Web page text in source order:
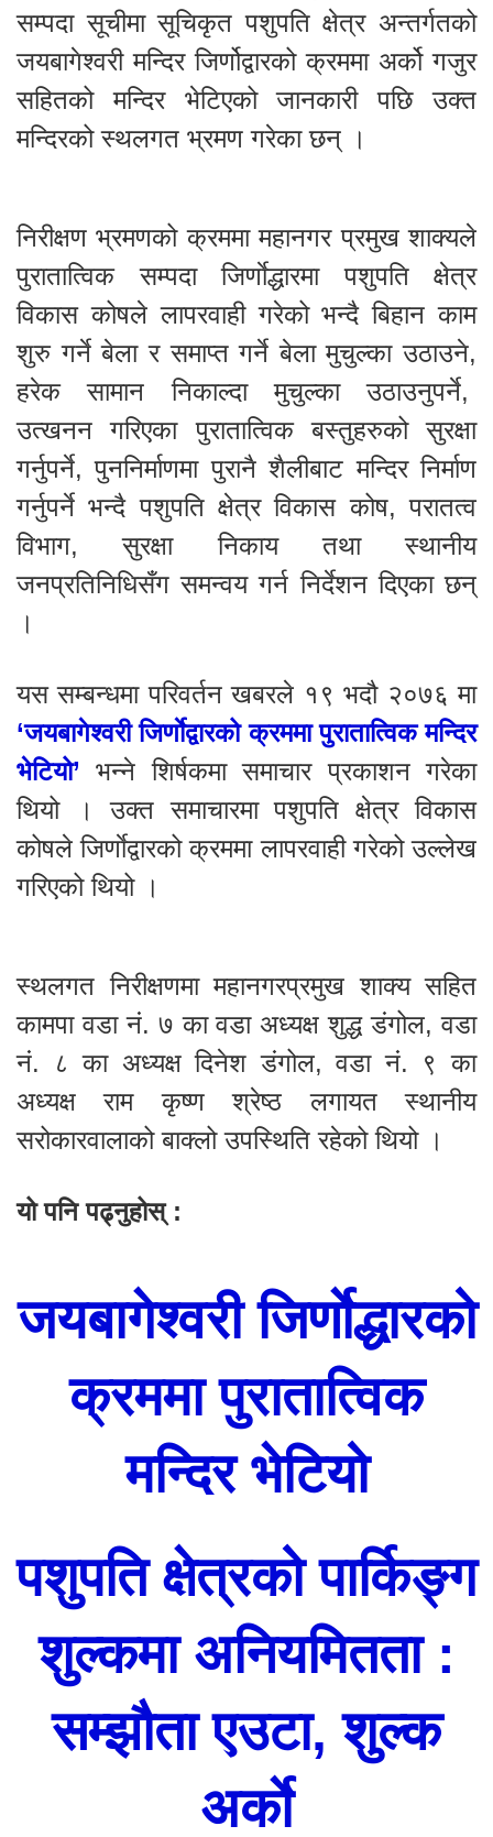
सम्पदा सूचीमा सूचिकृत पशुपति क्षेत्र अन्तर्गतको
जयबागेश्वरी मन्दिर जिर्णोद्वारको क्रममा अर्को गजुर
सहितको मन्दिर भेटिएको जानकारी पछि उक्त
मन्दिरको स्थलगत भ्रमण गरेका छन् ।
निरीक्षण भ्रमणको क्रममा महानगर प्रमुख शाक्यले
पुरातात्विक सम्पदा जिर्णाेद्धारमा पशुपति क्षेत्र
विकास कोषले लापरवाही गरेको भन्दै बिहान काम
शुरु गर्ने बेला र समाप्त गर्ने बेला मुचुल्का उठाउने,
हरेक सामान निकाल्दा मुचुल्का उठाउनुपर्ने,
उत्खनन गरिएका पुरातात्विक बस्तुहरुको सुरक्षा
गर्नुपर्ने, पुननिर्माणमा पुरानै शैलीबाट मन्दिर निर्माण
गर्नुपर्ने भन्दै पशुपति क्षेत्र विकास कोष, परातत्व
विभाग, सुरक्षा निकाय तथा स्थानीय
जनप्रतिनिधिसँग समन्वय गर्न निर्देशन दिएका छन्
।
यस सम्बन्धमा परिवर्तन खबरले १९ भदौ २०७६ मा
‘जयबागेश्वरी जिर्णाेद्वारको क्रममा पुरातात्विक मन्दिर
भेटियो’
भन्ने शिर्षकमा समाचार प्रकाशन गरेका
थियो । उक्त समाचारमा पशुपति क्षेत्र विकास
कोषले जिर्णाेद्वारको क्रममा लापरवाही गरेको उल्लेख
गरिएको थियो ।
स्थलगत निरीक्षणमा महानगरप्रमुख शाक्य सहित
कामपा वडा नं. ७ का वडा अध्यक्ष शुद्ध डंगोल, वडा
नं. ८ का अध्यक्ष दिनेश डंगोल, वडा नं. ९ का
अध्यक्ष राम कृष्ण श्रेष्ठ लगायत स्थानीय
सरोकारवालाको बाक्लो उपस्थिति रहेको थियो ।
यो पनि पढ्नुहोस् :
जयबागेश्वरी जिर्णाेद्धारको
क्रममा पुरातात्विक
मन्दिर भेटियो
पशुपति क्षेत्रको पार्किङ्ग
शुल्कमा अनियमितता :
सम्झौता एउटा, शुल्क
अर्काे